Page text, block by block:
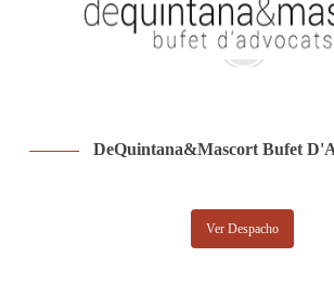
DeQuintana&Mascort Bufet
Ver Despacho